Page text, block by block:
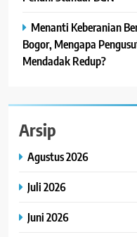
Menanti Keberanian
Bogor, Mengapa
Mendadak Redup?
Arsip
Agustus 2026
Juli 2026
Juni 2026